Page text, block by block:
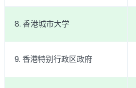
8. 香港城市大学
9. 香港特别行政区政府